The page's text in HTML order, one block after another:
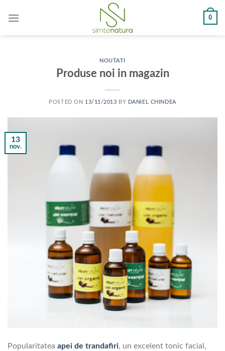
0
NOUTATI
Produse noi in magazin
POSTED ON 13/11/2013 BY DANIEL CHINDEA
13
nov.
Popularitatea apei de trandafiri, un excelent tonic facial,